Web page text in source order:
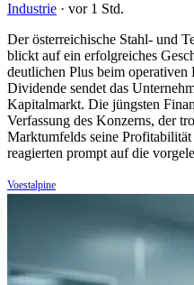
Industrie · vor 1 Std.
Der österreichische Stahl- und
blickt auf ein erfolgreiches
deutlichen Plus beim operativen
Dividende sendet das
Kapitalmarkt. Die jüngsten
Verfassung des Konzerns, der
Marktumfelds seine
reagierten prompt auf die
Voestalpine